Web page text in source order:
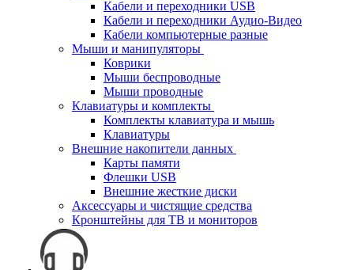
Кабели и переходники USB
Кабели и переходники Аудио-Видео
Кабели компьютерные разные
Мыши и манипуляторы
Коврики
Мыши беспроводные
Мыши проводные
Клавиатуры и комплекты
Комплекты клавиатура и мышь
Клавиатуры
Внешние накопители данных
Карты памяти
Флешки USB
Внешние жесткие диски
Аксессуары и чистящие средства
Кронштейны для ТВ и мониторов